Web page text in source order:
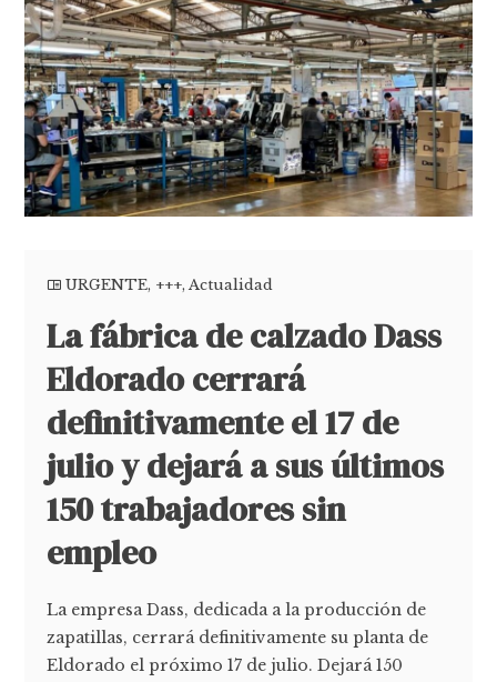
URGENTE, +++,Actualidad
La fábrica de calzado Dass
Eldorado cerrará
definitivamente el 17 de
julio y dejará a sus últimos
150 trabajadores sin
empleo
La empresa Dass, dedicada a la producción de
zapatillas, cerrará definitivamente su planta de
Eldorado el próximo 17 de julio. Dejará 150